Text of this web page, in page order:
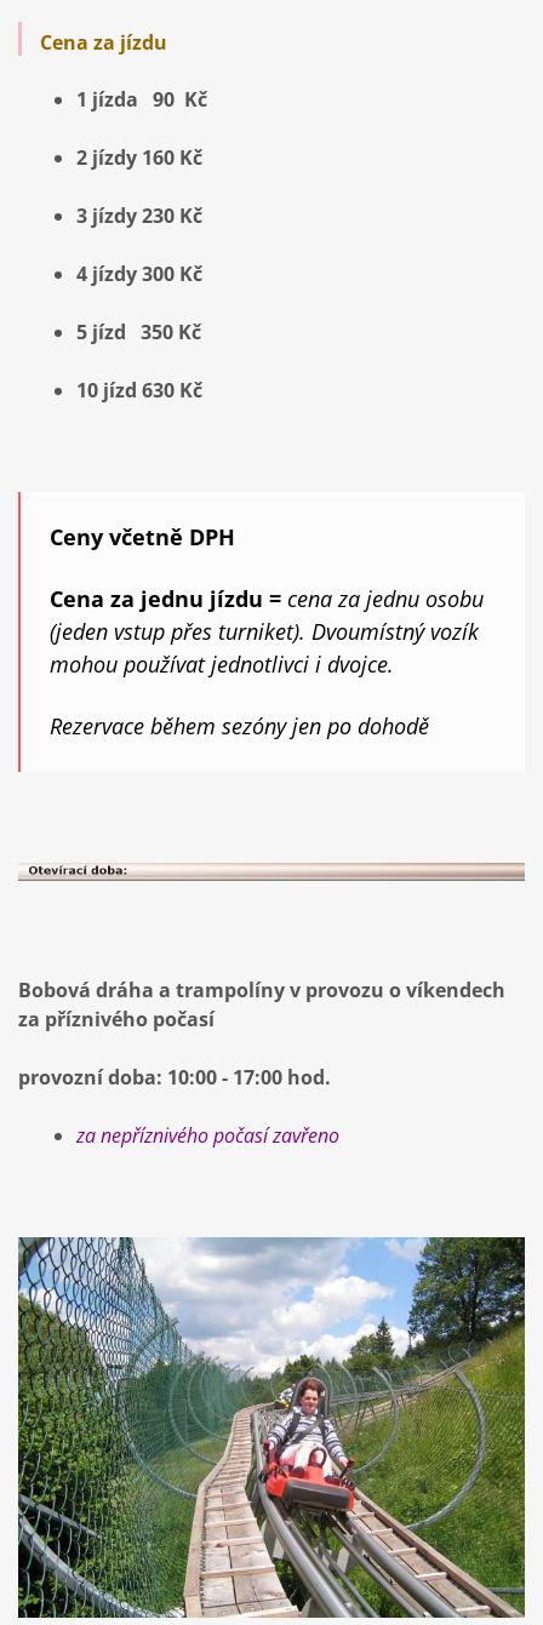
Cena za jízdu
1 jízda 90 Kč
2 jízdy 160 Kč
3 jízdy 230 Kč
4 jízdy 300 Kč
5 jízd 350 Kč
10 jízd 630 Kč
Ceny včetně DPH
Cena za jednu jízdu = cena za jednu osobu
(jeden vstup přes turniket). Dvoumístný vozík
mohou používat jednotlivci i dvojce.
Rezervace během sezóny jen po dohodě
Bobová dráha a trampolíny v provozu o víkendech
za příznivého počasí
provozní doba: 10:00 - 17:00 hod.
za nepříznivého počasí zavřeno